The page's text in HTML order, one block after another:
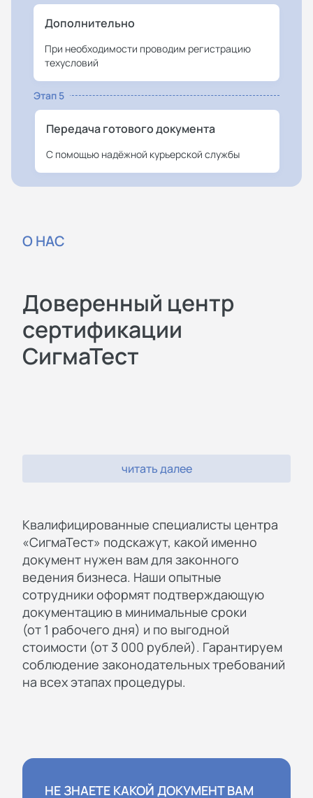
Дополнительно
При необходимости проводим регистрацию
техусловий
Этап 5
Передача готового документа
С помощью надёжной курьерской службы
О НАС
Доверенный центр
сертификации
СигмаТест
читать далее
Квалифицированные специалисты центра
«СигмаТест» подскажут, какой именно
документ нужен вам для законного
ведения бизнеса. Наши опытные
сотрудники оформят подтверждающую
документацию в минимальные сроки
(от 1 рабочего дня) и по выгодной
стоимости (от 3 000 рублей). Гарантируем
соблюдение законодательных требований
на всех этапах процедуры.
именно документ нужен вам для
НЕ ЗНАЕТЕ КАКОЙ ДОКУМЕНТ ВАМ